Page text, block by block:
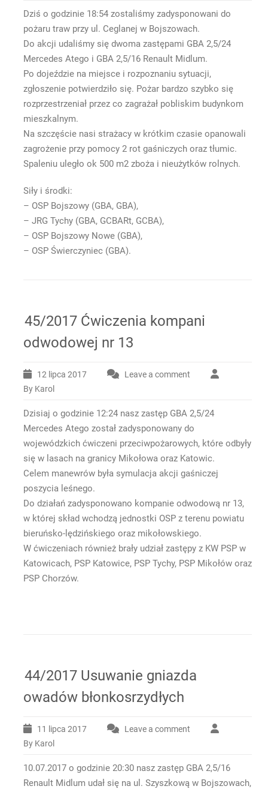
Dziś o godzinie 18:54 zostaliśmy zadysponowani do
pożaru traw przy ul. Ceglanej w Bojszowach.
Do akcji udaliśmy się dwoma zastępami GBA 2,5/24
Mercedes Atego i GBA 2,5/16 Renault Midlum.
Po dojeździe na miejsce i rozpoznaniu sytuacji,
zgłoszenie potwierdziło się. Pożar bardzo szybko się
rozprzestrzeniał przez co zagrażał pobliskim budynkom
mieszkalnym.
Na szczęście nasi strażacy w krótkim czasie opanowali
zagrożenie przy pomocy 2 rot gaśniczych oraz tłumic.
Spaleniu uległo ok 500 m2 zboża i nieużytków rolnych.
Siły i środki:
– OSP Bojszowy (GBA, GBA),
– JRG Tychy (GBA, GCBARt, GCBA),
– OSP Bojszowy Nowe (GBA),
– OSP Świerczyniec (GBA).
45/2017 Ćwiczenia kompani
odwodowej nr 13
12 lipca 2017
Leave a comment
By Karol
Dzisiaj o godzinie 12:24 nasz zastęp GBA 2,5/24
Mercedes Atego został zadysponowany do
wojewódzkich ćwiczeni przeciwpożarowych, które odbyły
się w lasach na granicy Mikołowa oraz Katowic.
Celem manewrów była symulacja akcji gaśniczej
poszycia leśnego.
Do działań zadysponowano kompanie odwodową nr 13,
w której skład wchodzą jednostki OSP z terenu powiatu
bieruńsko-lędzińskiego oraz mikołowskiego.
W ćwiczeniach również brały udział zastępy z KW PSP w
Katowicach, PSP Katowice, PSP Tychy, PSP Mikołów oraz
PSP Chorzów.
44/2017 Usuwanie gniazda
owadów błonkosrzydłych
11 lipca 2017
Leave a comment
By Karol
10.07.2017 o godzinie 20:30 nasz zastęp GBA 2,5/16
Renault Midlum udał się na ul. Szyszkową w Bojszowach,